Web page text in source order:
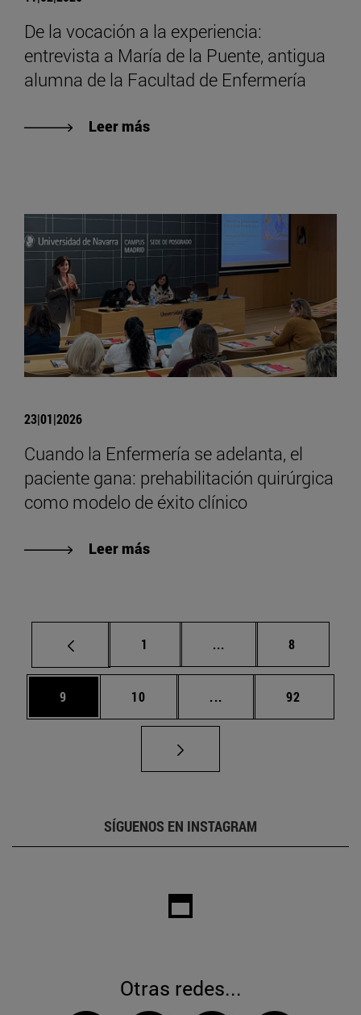
De la vocación a la experiencia:
entrevista a María de la Puente, antigua
alumna de la Facultad de Enfermería
Leer más
23|01|2026
Cuando la Enfermería se adelanta, el
paciente gana: prehabilitación quirúrgica
como modelo de éxito clínico
Leer más
Página
1 ... Páginas intermedias
Página
8
Página
9 Página
10 ... Páginas intermedias
Página
92
SÍGUENOS EN INSTAGRAM
Otras redes...